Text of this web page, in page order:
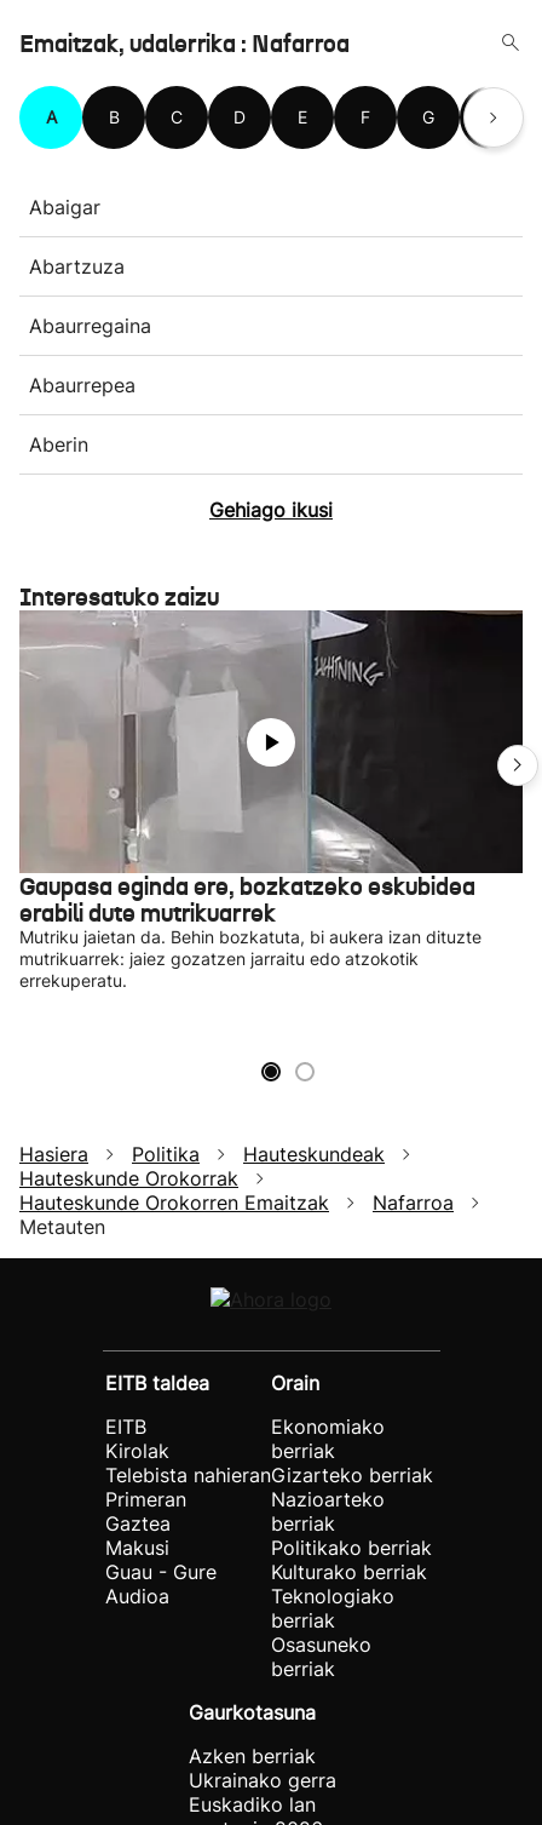
Emaitzak, udalerrika : Nafarroa
A B C D E F G H
Abaigar
Abartzuza
Abaurregaina
Abaurrepea
Aberin
Gehiago ikusi
Interesatuko zaizu
Gaupasa eginda ere, bozkatzeko eskubidea
erabili dute mutrikuarrek
Mutriku jaietan da. Behin bozkatuta, bi aukera izan dituzte
mutrikuarrek: jaiez gozatzen jarraitu edo atzokotik
errekuperatu.
Hasiera Politika
Hauteskundeak
Hauteskunde Orokorrak
Hauteskunde Orokorren Emaitzak
Nafarroa
Metauten
EITB taldea
EITB
Kirolak
Telebista nahieran
Primeran
Gaztea
Makusi
Guau - Gure
Audioa
Orain
Ekonomiako
berriak
Gizarteko berriak
Nazioarteko
berriak
Politikako berriak
Kulturako berriak
Teknologiako
berriak
Osasuneko
berriak
Gaurkotasuna
Azken berriak
Ukrainako gerra
Euskadiko lan